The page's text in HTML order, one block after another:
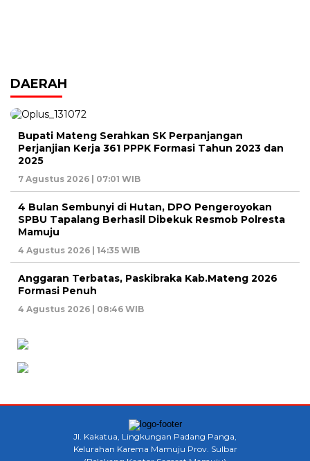
DAERAH
Bupati Mateng Serahkan SK Perpanjangan
Perjanjian Kerja 361 PPPK Formasi Tahun 2023 dan
2025
7 Agustus 2026 | 07:01 WIB
4 Bulan Sembunyi di Hutan, DPO Pengeroyokan
SPBU Tapalang Berhasil Dibekuk Resmob Polresta
Mamuju
4 Agustus 2026 | 14:35 WIB
Anggaran Terbatas, Paskibraka Kab.Mateng 2026
Formasi Penuh
4 Agustus 2026 | 08:46 WIB
Jl. Kakatua, Lingkungan Padang Panga,
Kelurahan Karema Mamuju Prov. Sulbar